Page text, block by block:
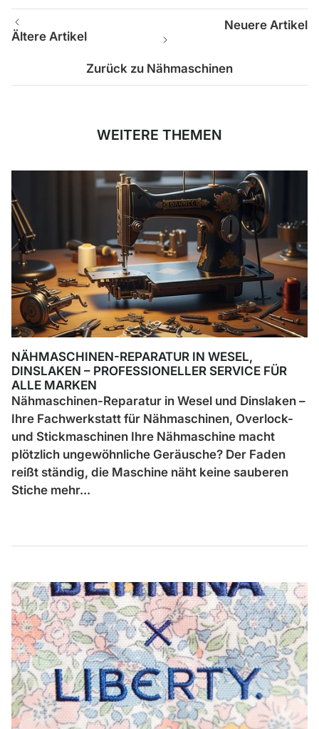
Ältere Artikel
Zurück zu Nähmaschinen
Neuere Artikel
WEITERE THEMEN
NÄHMASCHINEN-REPARATUR IN WESEL,
DINSLAKEN – PROFESSIONELLER SERVICE FÜR
ALLE MARKEN
Nähmaschinen-Reparatur in Wesel und Dinslaken –
Ihre Fachwerkstatt für Nähmaschinen, Overlock-
und Stickmaschinen Ihre Nähmaschine macht
plötzlich ungewöhnliche Geräusche? Der Faden
reißt ständig, die Maschine näht keine sauberen
Stiche mehr...